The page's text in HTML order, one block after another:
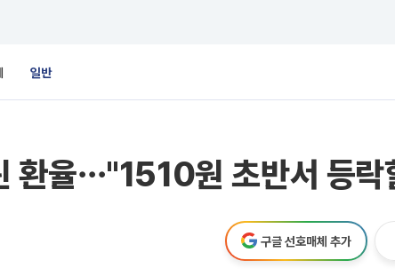
일반
환율⋯"1510원 초반서 등
구글 선호매체 추가